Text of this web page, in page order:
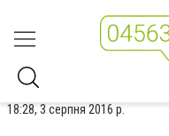
18:28, 3 серпня 2016 р.